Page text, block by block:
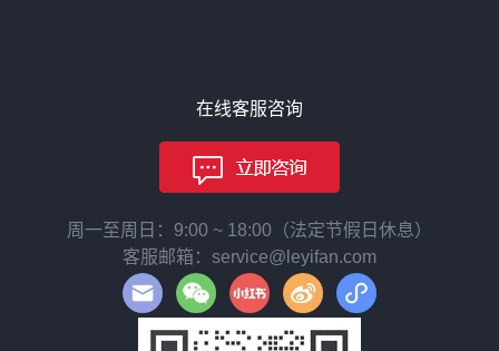
在线客服咨询
周一至周日：9:00 ~ 18:00（法定节假日休息）
客服邮箱：service@leyifan.com